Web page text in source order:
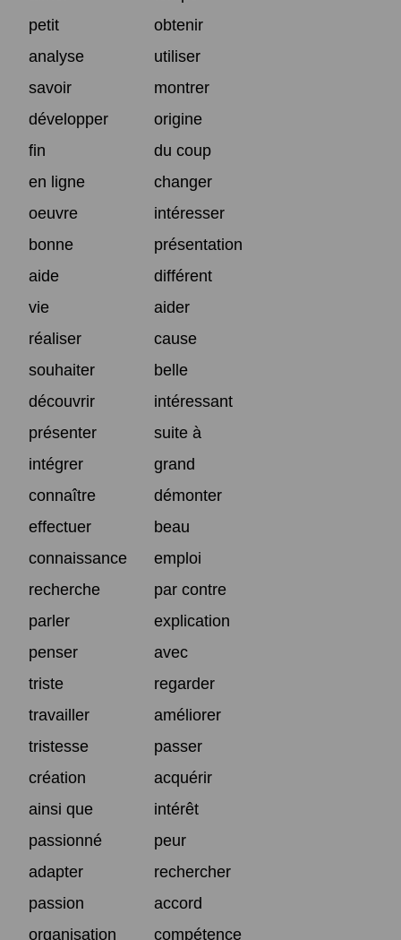
petit
obtenir
analyse
utiliser
savoir
montrer
développer
origine
fin
du coup
en ligne
changer
oeuvre
intéresser
bonne
présentation
aide
différent
vie
aider
réaliser
cause
souhaiter
belle
découvrir
intéressant
présenter
suite à
intégrer
grand
connaître
démonter
effectuer
beau
connaissance
emploi
recherche
par contre
parler
explication
penser
avec
triste
regarder
travailler
améliorer
tristesse
passer
création
acquérir
ainsi que
intérêt
passionné
peur
adapter
rechercher
passion
accord
organisation
compétence